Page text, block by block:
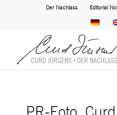
Der Nachlass Editorial
PR-Foto,